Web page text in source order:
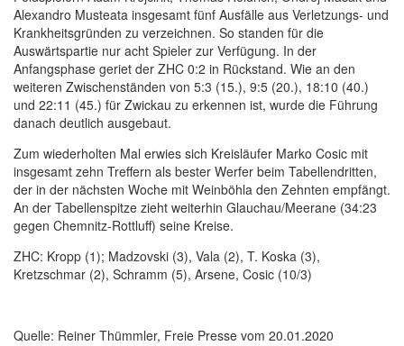
Alexandro Musteata insgesamt fünf Ausfälle aus Verletzungs- und
Krankheitsgründen zu verzeichnen. So standen für die
Auswärtspartie nur acht Spieler zur Verfügung. In der
Anfangsphase geriet der ZHC 0:2 in Rückstand. Wie an den
weiteren Zwischenständen von 5:3 (15.), 9:5 (20.), 18:10 (40.)
und 22:11 (45.) für Zwickau zu erkennen ist, wurde die Führung
danach deutlich ausgebaut.
Zum wiederholten Mal erwies sich Kreisläufer Marko Cosic mit
insgesamt zehn Treffern als bester Werfer beim Tabellendritten,
der in der nächsten Woche mit Weinböhla den Zehnten empfängt.
An der Tabellenspitze zieht weiterhin Glauchau/Meerane (34:23
gegen Chemnitz-Rottluff) seine Kreise.
ZHC: Kropp (1); Madzovski (3), Vala (2), T. Koska (3),
Kretzschmar (2), Schramm (5), Arsene, Cosic (10/3)
Quelle: Reiner Thümmler, Freie Presse vom 20.01.2020